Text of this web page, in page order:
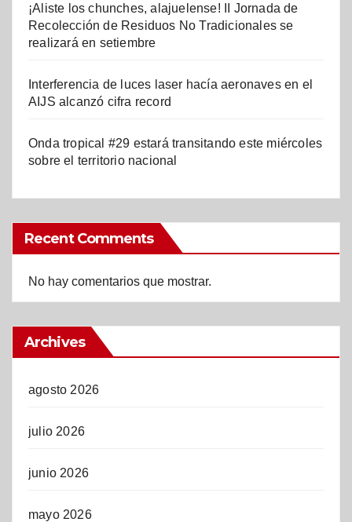
¡Aliste los chunches, alajuelense! II Jornada de
Recolección de Residuos No Tradicionales se
realizará en setiembre
Interferencia de luces laser hacía aeronaves en el
AIJS alcanzó cifra record
Onda tropical #29 estará transitando este miércoles
sobre el territorio nacional
Recent Comments
No hay comentarios que mostrar.
Archives
agosto 2026
julio 2026
junio 2026
mayo 2026